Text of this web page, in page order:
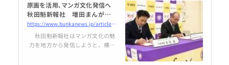
原画を活用､マンガ文化発信へ
秋田魁新報社 増田まんが美術
財団と連携協定 - The Bunka N
ews デジタル
https://www.bunkanews.jp/article/407419/
秋田魁新報社はマンガ文化の魅
力を地方から発信しようと、横手